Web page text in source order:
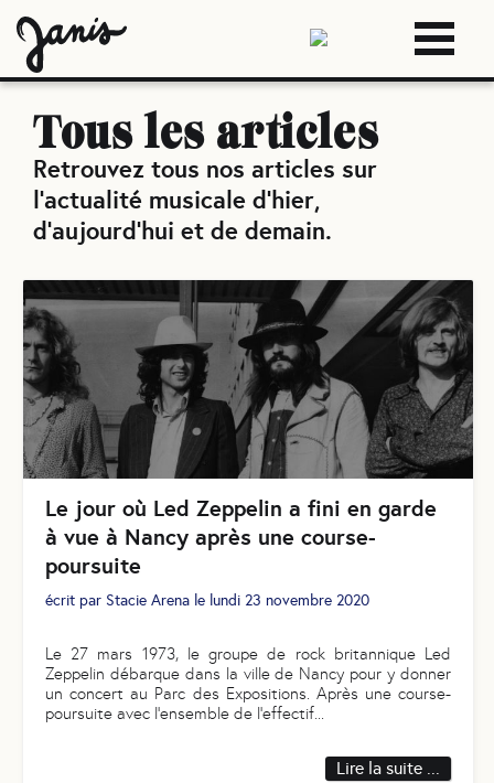
Tous les articles
Retrouvez tous nos articles sur
l'actualité musicale d'hier,
d'aujourd'hui et de demain.
Le jour où Led Zeppelin a fini en garde
à vue à Nancy après une course-
poursuite
écrit par Stacie Arena le lundi 23 novembre 2020
Le 27 mars 1973, le groupe de rock britannique Led
Zeppelin débarque dans la ville de Nancy pour y donner
un concert au Parc des Expositions. Après une course-
poursuite avec l’ensemble de l’effectif
Lire la suite ...